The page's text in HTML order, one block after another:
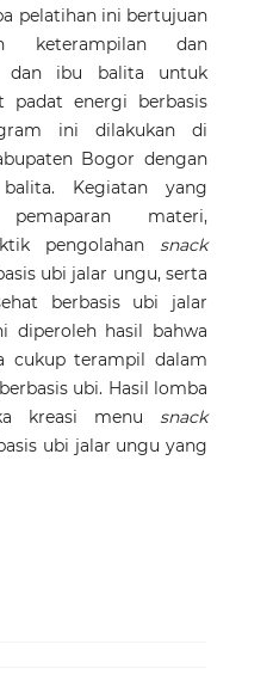
pelatihan ini bertujuan
keterampilan dan
dan ibu balita untuk
padat energi berbasis
ini dilakukan di
Bogor dengan
Kegiatan yang
materi,
pengolahan snack
ubi jalar ungu, serta
berbasis ubi jalar
diperoleh hasil bahwa
cukup terampil dalam
ubi. Hasil lomba
kreasi menu snack
ubi jalar ungu yang